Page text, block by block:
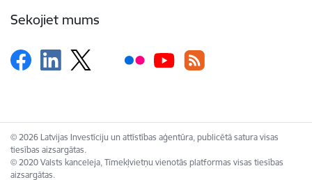
Sekojiet mums
© 2026 Latvijas Investīciju un attīstības aģentūra, publicētā satura visas
tiesības aizsargātas.
© 2020 Valsts kanceleja, Tīmekļvietņu vienotās platformas visas tiesības
aizsargātas.